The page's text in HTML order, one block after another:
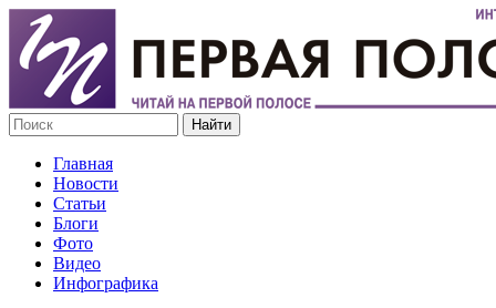
Главная
Новости
Статьи
Блоги
Фото
Видео
Инфографика